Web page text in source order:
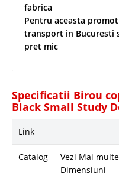
fabrica
Pentru aceasta
transport in Bucuresti
pret mic
Specificatii Birou
Black Small Study
Link
Catalog
Vezi Mai
Dimensiuni